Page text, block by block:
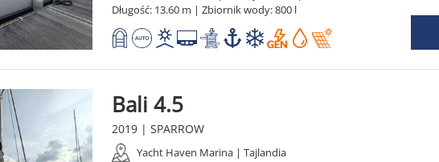
Długość: 13.60 m | Zbiornik wody: 800 l
Bali 4.5
2019 | SPARROW
Yacht Haven Marina | Tajlandia